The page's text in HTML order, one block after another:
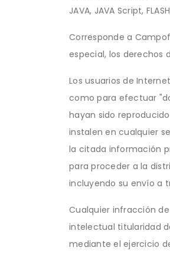
JAVA, JAVA Script,
Corresponde a
especial, los derechos
Los usuarios de
como para efectuar
hayan sido
instalen en cualquier
la citada información
para proceder a la
incluyendo su envío a
Cualquier infracción
intelectual titularidad
mediante el ejercicio